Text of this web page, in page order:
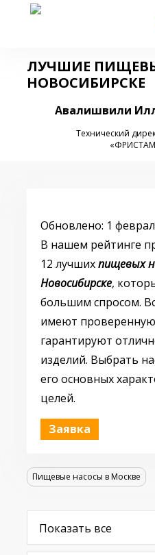
ЛУЧШИЕ
НОВОСИБИРСКЕ
Авалишвили
Технический
Обновлено: 1
В нашем рейтинге
12 лучшихпищевых
Новосибирске,
большим спросом.
имеют
гарантируют
изделий. Выбрать
его основных
целей.
Заявка
Пищевые насосы в Москве